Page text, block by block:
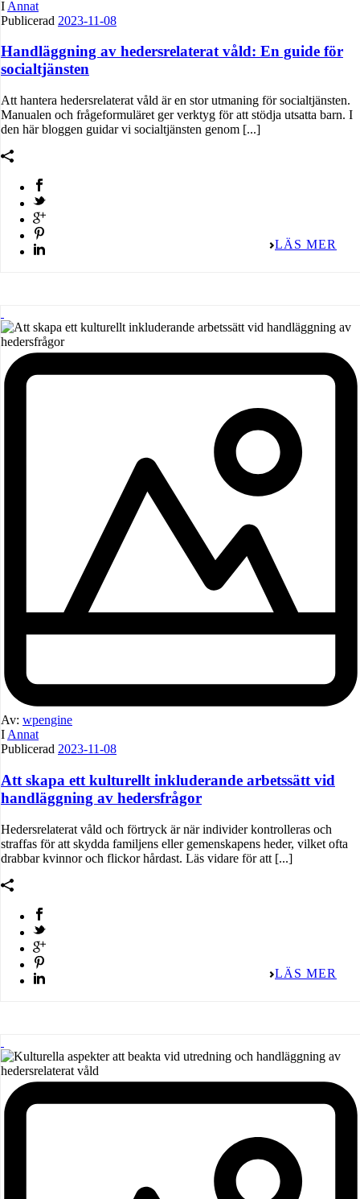
I Annat
Publicerad 2023-11-08
Handläggning av hedersrelaterat våld: En guide för
socialtjänsten
Att hantera hedersrelaterat våld är en stor utmaning för socialtjänsten.
Manualen och frågeformuläret ger verktyg för att stödja utsatta barn. I
den här bloggen guidar vi socialtjänsten genom [...]
LÄS MER
Av: wpengine
I Annat
Publicerad 2023-11-08
Att skapa ett kulturellt inkluderande arbetssätt vid
handläggning av hedersfrågor
Hedersrelaterat våld och förtryck är när individer kontrolleras och
straffas för att skydda familjens eller gemenskapens heder, vilket ofta
drabbar kvinnor och flickor hårdast. Läs vidare för att [...]
LÄS MER